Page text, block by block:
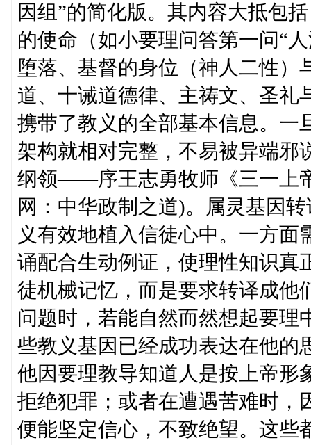
因组”的简化版。其内容大抵包
的使命（如小要理问答第一问“
堕落、基督的身位（神人二性）
道、十诫道德律、主祷文、圣礼
携带了教义的全部基本信息。一
架构就相对完整，不易被异端邪
纲领——序王志勇牧师《三一上
网：中华政制之道)。属灵基因
义有效地植入信徒心中。一方
诵配合生动例证，使理性知识真
徒机械记忆，而是要求转译成他
问题时，若能自然而然想起要理
些教义基因已经成功表达在他的
他因要理教导知道人是按上帝形
拒绝犯罪；或者在遭遇苦难时，
便能坚定信心，不致绝望。这些